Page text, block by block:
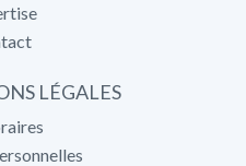
LÉGALES